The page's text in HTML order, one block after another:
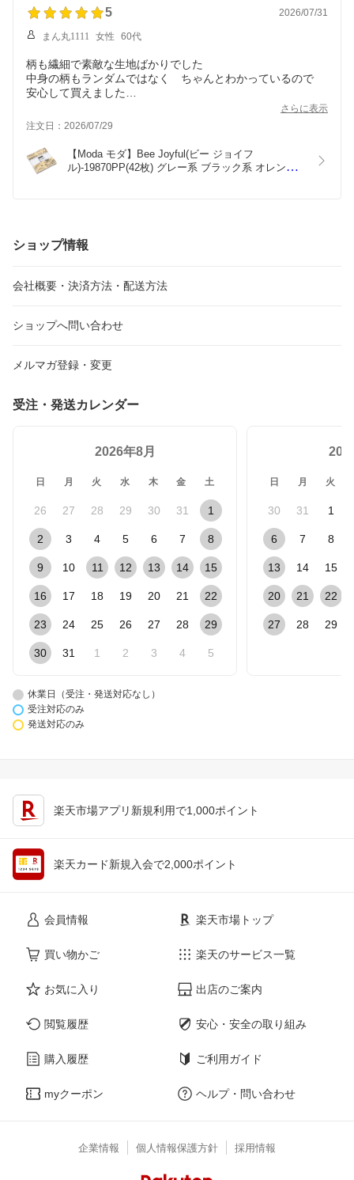
5 2026/07/31
まん丸1111 女性 60代
柄も繊細で素敵な生地ばかりでした
中身の柄もランダムではなく ちゃんとわかっているので
安心して買えました
生地サンプルやプレゼントもつけていただき 嬉しいです
早速使わせていただきます
さらに表示
注文日：2026/07/29
【Moda モダ】Bee Joyful(ビー ジョイフ
ル)-19870PP(42枚) グレー系 ブラック系 オレンジ
ショップ情報
会社概要・決済方法・配送方法
ショップへ問い合わせ
メルマガ登録・変更
受注・発送カレンダー
2026年8月
日 月 火 水 木 金 土
26 27 28 29 30 31 1
2 3 4 5 6 7 8
9 10 11 12 13 14 15
16 17 18 19 20 21 22
23 24 25 26 27 28 29
30 31 1 2 3 4 5
日 月 火
30 31 1
6 7 8
13 14 15
20 21 22
27 28 29
休業日（受注・発送対応なし）
受注対応のみ
発送対応のみ
楽天市場アプリ新規利用で1,000ポイント
楽天カード新規入会で2,000ポイント
会員情報
買い物かご
お気に入り
閲覧履歴
購入履歴
myクーポン
楽天市場トップ
楽天のサービス一覧
出店のご案内
安心・安全の取り組み
ご利用ガイド
ヘルプ・問い合わせ
企業情報 個人情報保護方針 採用情報